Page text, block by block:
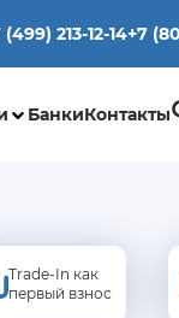
(499) 213-12-14+7
БанкиКонтакты
Trade-In как
первый взнос